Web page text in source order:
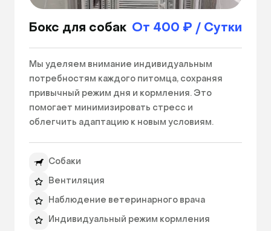
Бокс для собак От 400 ₽ / Сутки
Мы уделяем внимание индивидуальным
потребностям каждого питомца, сохраняя
привычный режим дня и кормления. Это
помогает минимизировать стресс и
облегчить адаптацию к новым условиям.
обеспечивают тщательный уход за питомцем.
Персонал заботится о каждом пушистом
постояльце. Это позволяет создать
Собаки
Вентиляция
Наблюдение ветеринарного врача
Индивидуальный режим кормления